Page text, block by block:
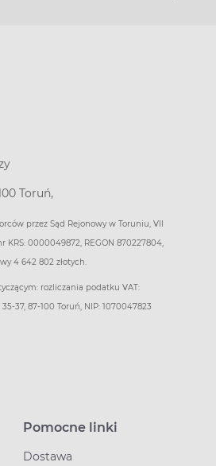
Toruń,
przez Sąd Rejonowy w Toruniu, VII
KRS: 0000049872, REGON 870227804,
4 642 802 złotych.
rozliczania podatku VAT:
37, 87-100 Toruń, NIP: 1070047823
Pomocne linki
Dostawa